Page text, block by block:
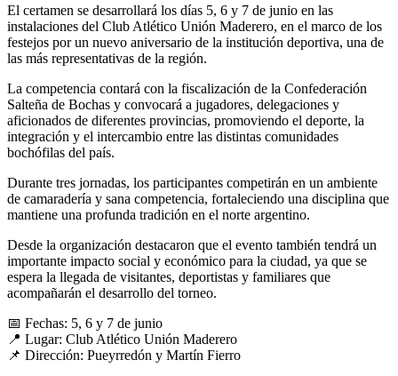
El certamen se desarrollará los días 5, 6 y 7 de junio en las
instalaciones del Club Atlético Unión Maderero, en el marco de los
festejos por un nuevo aniversario de la institución deportiva, una de
las más representativas de la región.
La competencia contará con la fiscalización de la Confederación
Salteña de Bochas y convocará a jugadores, delegaciones y
aficionados de diferentes provincias, promoviendo el deporte, la
integración y el intercambio entre las distintas comunidades
bochófilas del país.
Durante tres jornadas, los participantes competirán en un ambiente
de camaradería y sana competencia, fortaleciendo una disciplina que
mantiene una profunda tradición en el norte argentino.
Desde la organización destacaron que el evento también tendrá un
importante impacto social y económico para la ciudad, ya que se
espera la llegada de visitantes, deportistas y familiares que
acompañarán el desarrollo del torneo.
📅 Fechas: 5, 6 y 7 de junio
📍 Lugar: Club Atlético Unión Maderero
📌 Dirección: Pueyrredón y Martín Fierro